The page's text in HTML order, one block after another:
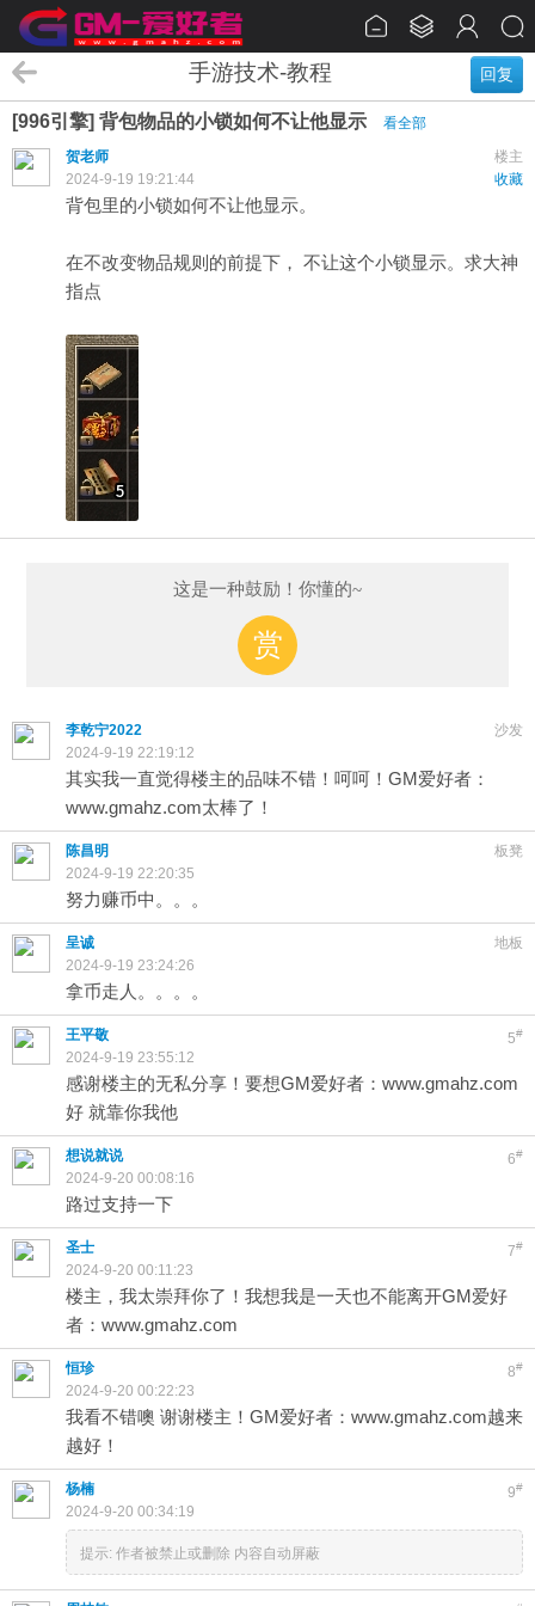
回复
手游技术-教程
[996引擎] 背包物品的小锁如何不让他显示
看全部
楼主
贺老师
收藏
2024-9-19 19:21:44
背包里的小锁如何不让他显示。
在不改变物品规则的前提下， 不让这个小锁显示。求大神
指点
这是一种鼓励！你懂的~
赏
沙发
李乾宁2022
2024-9-19 22:19:12
其实我一直觉得楼主的品味不错！呵呵！GM爱好者：
www.gmahz.com太棒了！
板凳
陈昌明
2024-9-19 22:20:35
努力赚币中。。。
地板
呈诚
2024-9-19 23:24:26
拿币走人。。。。
5#
王平敬
2024-9-19 23:55:12
感谢楼主的无私分享！要想GM爱好者：www.gmahz.com
好 就靠你我他
6#
想说就说
2024-9-20 00:08:16
路过支持一下
7#
圣士
2024-9-20 00:11:23
楼主，我太崇拜你了！我想我是一天也不能离开GM爱好
者：www.gmahz.com
8#
恒珍
2024-9-20 00:22:23
我看不错噢 谢谢楼主！GM爱好者：www.gmahz.com越来
越好！
9#
杨楠
2024-9-20 00:34:19
提示: 作者被禁止或删除 内容自动屏蔽